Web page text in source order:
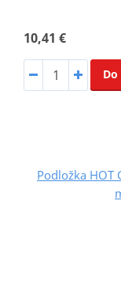
10,41 €
Podložka HOT